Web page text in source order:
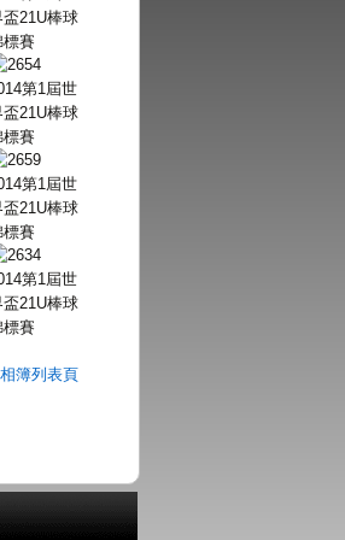
簿列表頁